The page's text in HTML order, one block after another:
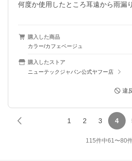
何度か使用したところ耳遠から雨漏
購入した商品
カラー/カフェベージュ
購入したストア
ニューテックジャパン公式ヤフー店
違
1 2 3 4
115件中61〜80